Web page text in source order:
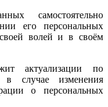
самостоятельно
его персональных
волей и в своём
актуализации по
случае изменения
о персональных